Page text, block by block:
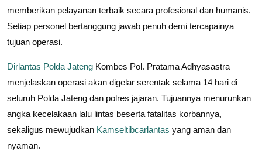
memberikan pelayanan terbaik secara profesional dan humanis.
Setiap personel bertanggung jawab penuh demi tercapainya
tujuan operasi.
Dirlantas Polda Jateng Kombes Pol. Pratama Adhyasastra
menjelaskan operasi akan digelar serentak selama 14 hari di
seluruh Polda Jateng dan polres jajaran. Tujuannya menurunkan
angka kecelakaan lalu lintas beserta fatalitas korbannya,
sekaligus mewujudkan Kamseltibcarlantas yang aman dan
nyaman.